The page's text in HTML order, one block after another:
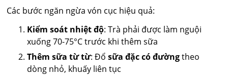
Các bước ngăn ngừa vón cục hiệu quả:
Kiểm soát nhiệt độ: Trà phải được làm nguội
xuống 70-75°C trước khi thêm sữa
Thêm sữa từ từ: Đổsữa đặc có đườngtheo
dòng nhỏ, khuấy liên tục